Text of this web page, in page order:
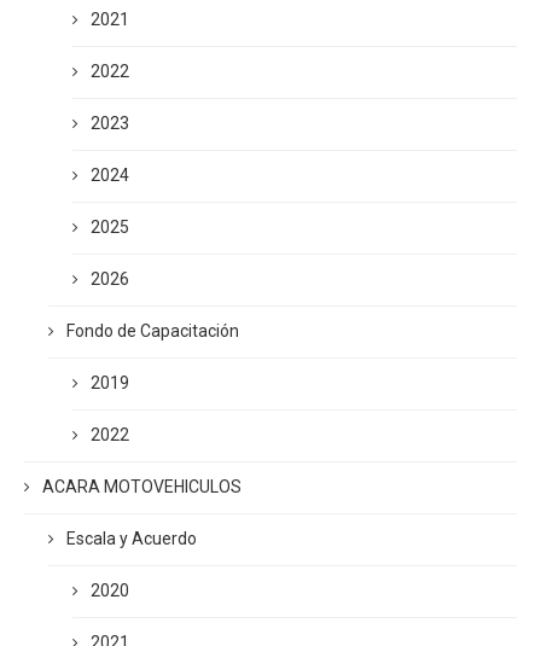
2021
2022
2023
2024
2025
2026
Fondo de Capacitación
2019
2022
ACARA MOTOVEHICULOS
Escala y Acuerdo
2020
2021